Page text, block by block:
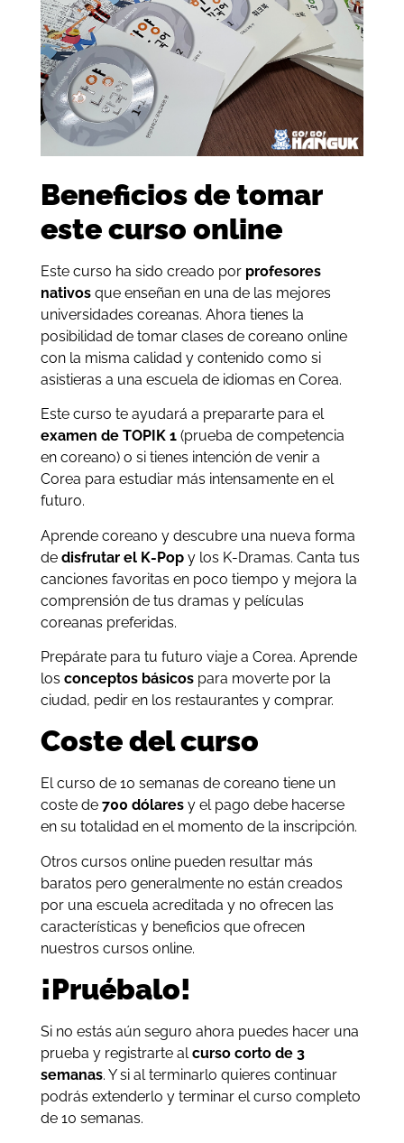
Beneficios de tomar
este curso online
Este curso ha sido creado por profesores
nativosque enseñan en una de las mejores
universidades coreanas. Ahora tienes la
posibilidad de tomar clases de coreano online
con la misma calidad y contenido como si
asistieras a una escuela de idiomas en Corea.
Este curso te ayudará a prepararte para el
examen de TOPIK 1(prueba de competencia
en coreano) o si tienes intención de venir a
Corea para estudiar más intensamente en el
futuro.
Aprende coreano y descubre una nueva forma
de disfrutar el K-Popy los K-Dramas. Canta tus
canciones favoritas en poco tiempo y mejora la
comprensión de tus dramas y películas
coreanas preferidas.
Prepárate para tu futuro viaje a Corea. Aprende
los conceptos básicospara moverte por la
ciudad, pedir en los restaurantes y comprar.
Coste del curso
El curso de 10 semanas de coreano tiene un
coste de 700 dólares y el pago debe hacerse
en su totalidad en el momento de la inscripción.
Otros cursos online pueden resultar más
baratos pero generalmente no están creados
por una escuela acreditada y no ofrecen las
características y beneficios que ofrecen
nuestros cursos online.
¡Pruébalo!
Si no estás aún seguro ahora puedes hacer una
prueba y registrarte alcurso corto de 3
semanas. Y si al terminarlo quieres continuar
podrás extenderlo y terminar el curso completo
de 10 semanas.